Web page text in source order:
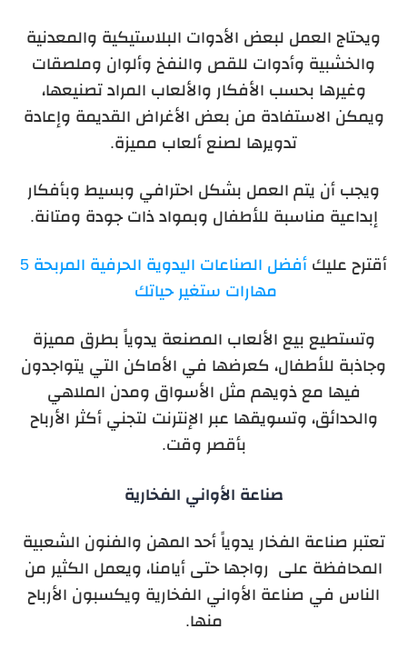
ويحتاج العمل لبعض الأدوات البلاستيكية والمعدنية
والخشبية وأدوات للقص والنفخ وألوان وملصقات
وغيرها بحسب الأفكار والألعاب المراد تصنيعها،
ويمكن الاستفادة من بعض الأغراض القديمة وإعادة
تدويرها لصنع ألعاب مميزة.
ويجب أن يتم العمل بشكل احترافي وبسيط وبأفكار
إبداعية مناسبة للأطفال وبمواد ذات جودة ومتانة.
أقترح عليك
أفضل الصناعات اليدوية الحرفية المربحة 5
مهارات ستغير حياتك
وتستطيع بيع الألعاب المصنعة يدوياً بطرق مميزة
وجاذبة للأطفال، كعرضها في الأماكن التي يتواجدون
فيها مع ذويهم مثل الأسواق ومدن الملاهي
والحدائق، وتسويقها عبر الإنترنت لتجني أكثر الأرباح
بأقصر وقت.
صناعة الأواني الفخارية
تعتبر صناعة الفخار يدوياً أحد المهن والفنون الشعبية
المحافظة على رواجها حتى أيامنا، ويعمل الكثير من
الناس في صناعة الأواني الفخارية ويكسبون الأرباح
منها.